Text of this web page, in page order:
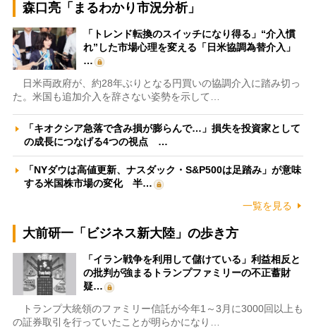
森口亮「まるわかり市況分析」
「トレンド転換のスイッチになり得る」“介入慣
れ”した市場心理を変える「日米協調為替介入」
…
日米両政府が、約28年ぶりとなる円買いの協調介入に踏み切っ
た。米国も追加介入を辞さない姿勢を示して…
「キオクシア急落で含み損が膨らんで…」損失を投資家として
の成長につなげる4つの視点 …
「NYダウは高値更新、ナスダック・S&P500は足踏み」が意味
する米国株市場の変化 半…
一覧を見る
大前研一「ビジネス新大陸」の歩き方
「イラン戦争を利用して儲けている」利益相反と
の批判が強まるトランプファミリーの不正蓄財
疑…
トランプ大統領のファミリー信託が今年1～3月に3000回以上も
の証券取引を行っていたことが明らかになり…